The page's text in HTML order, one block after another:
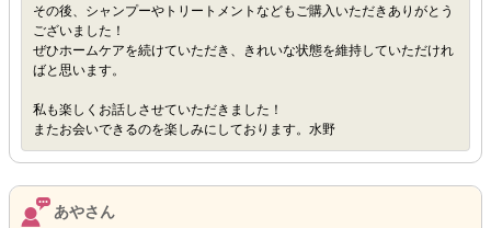
その後、シャンプーやトリートメントなどもご購入いただきありがとう
ございました！
ぜひホームケアを続けていただき、きれいな状態を維持していただけれ
ばと思います。
私も楽しくお話しさせていただきました！
またお会いできるのを楽しみにしております。水野
あやさん